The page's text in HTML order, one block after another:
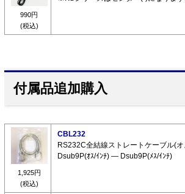
990円
(税込)
付属品追加購入
1,925円
(税込)
CBL232
RS232C全結線ストレートケーブル(
Dsub9P(ｵｽ/ｲﾝﾁ) ― Dsub9P(ﾒｽ/ｲﾝﾁ)